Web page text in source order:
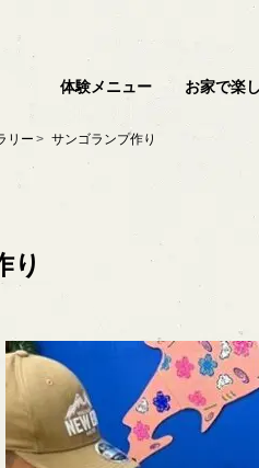
体験メニュー お家で楽
リー サンゴランプ作り
り